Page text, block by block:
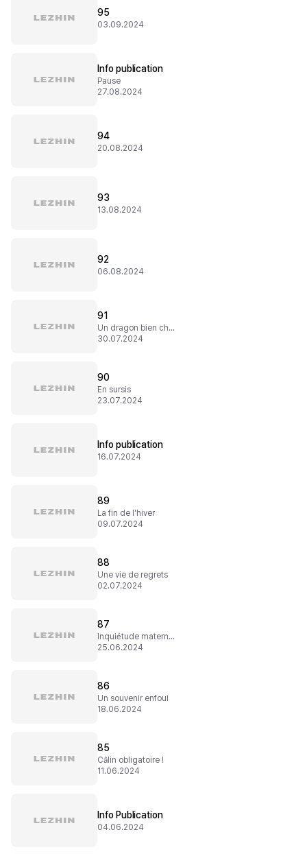
95
03.09.2024
Info publication
Pause
27.08.2024
94
20.08.2024
93
13.08.2024
92
06.08.2024
91
Un dragon bien charitable
30.07.2024
90
En sursis
23.07.2024
Info publication
16.07.2024
89
La fin de l'hiver
09.07.2024
88
Une vie de regrets
02.07.2024
87
Inquiétude maternelle
25.06.2024
86
Un souvenir enfoui
18.06.2024
85
Câlin obligatoire !
11.06.2024
Info Publication
04.06.2024